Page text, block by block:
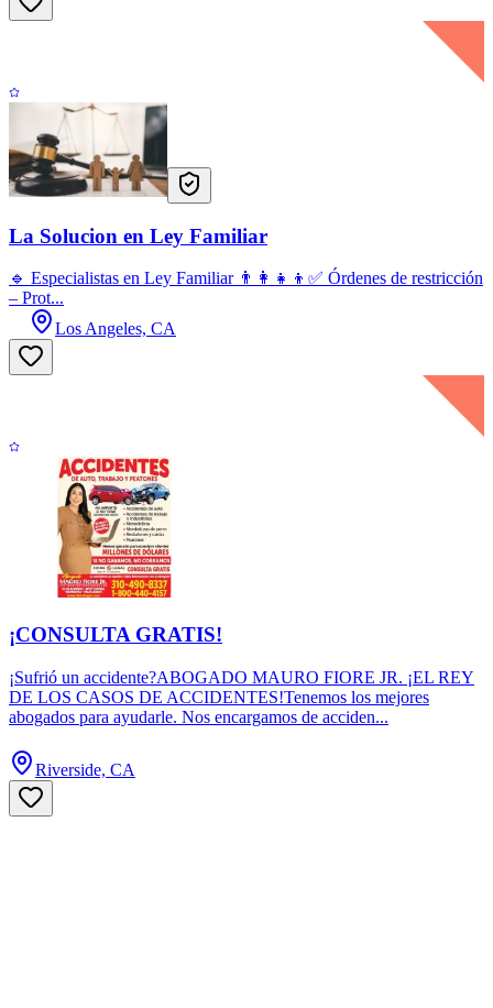
La Solucion en Ley Familiar
🔹 Especialistas en Ley Familiar 👨‍👩‍👧‍👦✅ Órdenes de restricción
– Prot...
Los Angeles, CA
¡CONSULTA GRATIS!
¡Sufrió un accidente?ABOGADO MAURO FIORE JR. ¡EL REY
DE LOS CASOS DE ACCIDENTES!Tenemos los mejores
abogados para ayudarle. Nos encargamos de acciden...
Riverside, CA